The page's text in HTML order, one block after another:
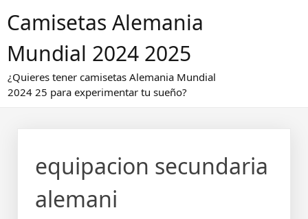
alCamisetas Alemania
Mundial 2024 2025
¿Quieres tener camisetas Alemania Mundial
2024 25 para experimentar tu sueño?
equipacion secundaria
alemani